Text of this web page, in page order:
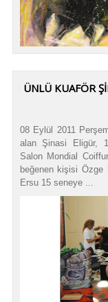
ÜNLÜ KUAFÖR
08 Eylül 2011
alan Şinasi Eligür,
Salon Mondial
beğenen kişisi Özge
Ersu 15 seneye ...